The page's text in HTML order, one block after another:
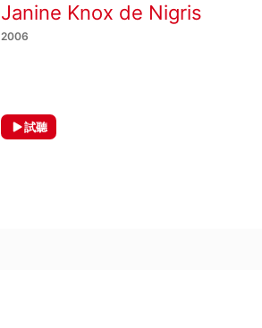
Janine Knox de Nigris
2006
試聽